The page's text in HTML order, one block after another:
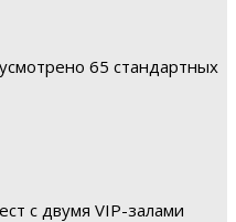
65 стандартных
с двумя VIP-залами